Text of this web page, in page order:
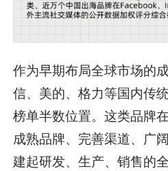
作为早期布局全球市场的
信、美的、格力等国内传
榜单半数位置。这类品牌
成熟品牌、完善渠道、广
建起研发、生产、销售的